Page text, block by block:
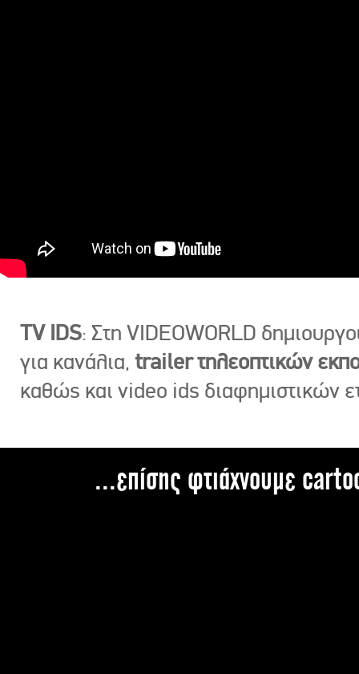
TV IDS: Στη VIDEOWORLD
για κανάλια, trailer τηλεοπτικών
καθώς και video ids διαφημιστικών
...επίσης φτιάχνουμε